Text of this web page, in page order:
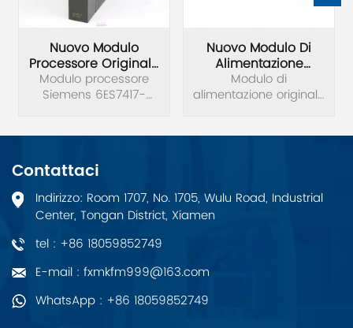
Nuovo Modulo
Processore Originale
Siemens 6ES7417-
4HL04-0AB0
Modulo processore
Siemens 6ES7417-
400H, CPU 417H Unità
centrale per S7-400H
4 interfacce: 1 MPI/DP, 1
DP e 2 per moduli di
sincronizzazione 20 MB
di memoria (10 MB
dati/10 programma
MB).
Nuovo Modulo Di
Alimentazione
Originale Siemens
6EP1437-3BA00
Modulo di
alimentazione originale
Contattaci
Indirizzo: Room 1707, No. 1705, Wulu Road, Industrial
Center, Tongan District, Xiamen
tel : +86 18059852749
E-mail : fxmkfm999@163.com
WhatsApp : +86 18059852749